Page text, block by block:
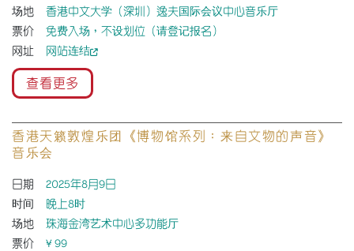
场地
香港中文大学（深圳）逸夫国际会议中心音乐厅
票价
免费入场，不设划位（请登记报名）
网址
网站连结
查看更多
香港天籁敦煌乐团《博物馆系列：来自文物的声音》
音乐会
日期
2025年8月9日
时间
晚上8时
场地
珠海金湾艺术中心多功能厅
票价
¥ 99